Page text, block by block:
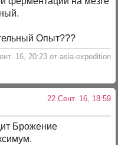
Опыт???
16, 20:23 от asia-expedition
22 Сент. 16, 18:59
Брожение